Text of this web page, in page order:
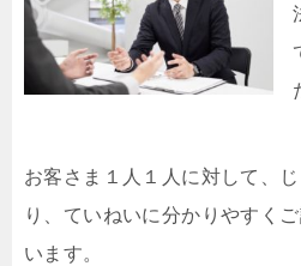
お客さま１人１人に対して、
り、ていねいに分かりやすく
います。